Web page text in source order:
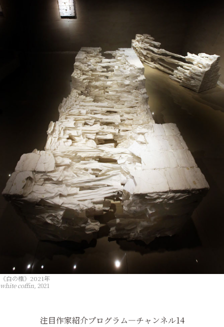
《白の棺》2021年
white coffin, 2021
注目作家紹介プログラム―チャンネル14